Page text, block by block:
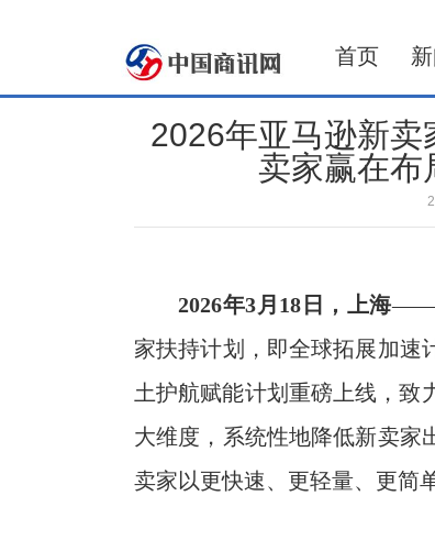
首页
2026年亚马逊新
卖家赢在布
2026年3月 18 日 ，上海——
家扶持计划，即全球拓展加速
土护航赋能计划重磅上线，致
大维度，系统性地降低新卖家
卖家以更快速、更轻量、更简